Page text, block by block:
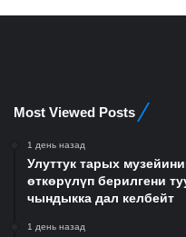
Most Viewed Posts
1 день назад
Улуттук тарых
өткөрүлүп берилгени
чындыкка дал келбейт
1 день назад